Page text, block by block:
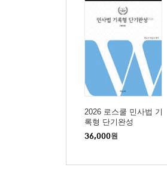
[제29회] 착오로 인한 소
[제30회] 수감자에 대한
[제31회] 공시송달과 판
[제32회] 소송계속 중 사
[제33회] 소송계속 중 사
[제34회] 소송계속 중 사
[제35회] 재판상 자백과
[제36회] 차용증서의 형
2026 로스쿨 민사법 기
록형 단기완성
36,000원